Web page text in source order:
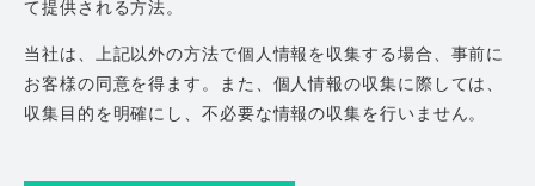
て提供される方法。
当社は、上記以外の方法で個人情報を収集する場合、事前に
お客様の同意を得ます。また、個人情報の収集に際しては、
収集目的を明確にし、不必要な情報の収集を行いません。